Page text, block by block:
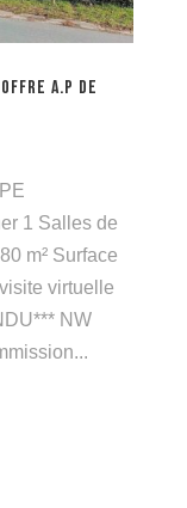
offre A.P de
1 Salles de
m² Surface
virtuelle
NW